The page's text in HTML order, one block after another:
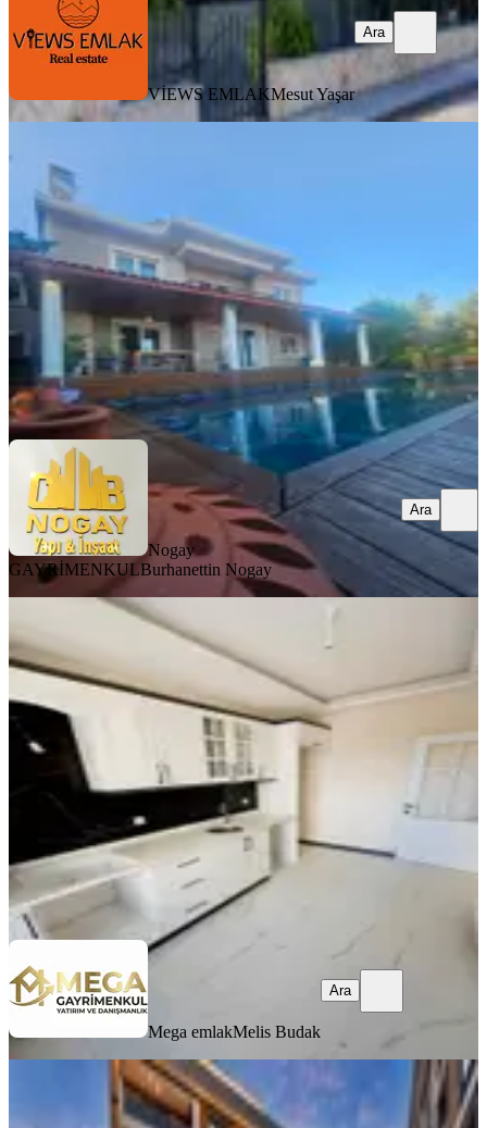
VİEWS EMLAKMesut Yaşar
Ara
5+1· 320 m²·05.08.2026
14.550.000 ₺
Nogay GAYRİMENKULBurhanettin Nogay
Ara
Nogay
GAYRİMENKULBurhanettin Nogay
Ara
ÖNE ÇIKAN
Mega Gayrimenkulden Fatih Mah
Satılık 3+1 Sıfır Daire
İzmir, Bergama
130 m² ·2. Kat 05.08.2026
5.250.000 ₺
Mega emlakMelis Budak
Ara
Mega emlakMelis Budak
Ara
Akçay Özgüven Emlak'tan Ön Cephe
Havuzlu Otoparklı Lüx Fırsat Daire